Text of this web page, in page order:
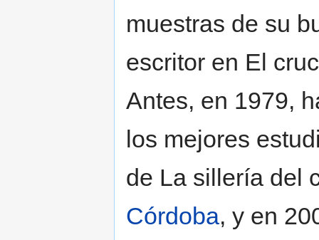
muestras de su
escritor en El
Antes, en 1979,
los mejores
de La sillería del
Córdoba, y en